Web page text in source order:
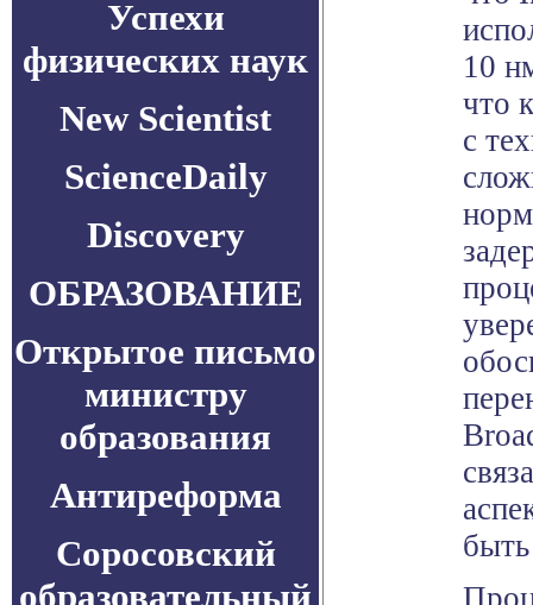
Успехи
физических наук
New Scientist
ScienceDaily
Discovery
ОБРАЗОВАНИЕ
Открытое письмо
министру
образования
Антиреформа
Соросовский
образовательный
10
что
с